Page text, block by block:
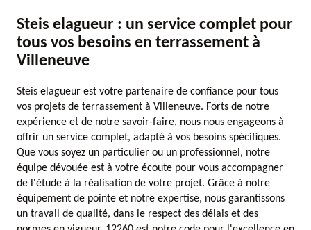
Steis elagueur : un service complet pour
tous vos besoins en terrassement à
Villeneuve
Steis elagueur est votre partenaire de confiance pour tous
vos projets de terrassement à Villeneuve. Forts de notre
expérience et de notre savoir-faire, nous nous engageons à
offrir un service complet, adapté à vos besoins spécifiques.
Que vous soyez un particulier ou un professionnel, notre
équipe dévouée est à votre écoute pour vous accompagner
de l'étude à la réalisation de votre projet. Grâce à notre
équipement de pointe et notre expertise, nous garantissons
un travail de qualité, dans le respect des délais et des